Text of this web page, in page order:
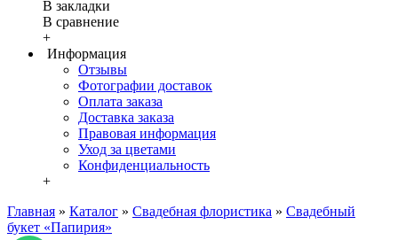
В закладки
В сравнение
+
Информация
Отзывы
Фотографии доставок
Оплата заказа
Доставка заказа
Правовая информация
Уход за цветами
Конфиденциальность
+
Главная » Каталог » Свадебная флористика » Свадебный
букет «Папирия»